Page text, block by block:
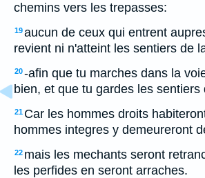
chemins vers les trepasses:
19aucun de ceux qui entrent
revient ni n'atteint les sentiers de
20-afin que tu marches dans la
bien, et que tu gardes les sentiers
21 Car les hommes droits
hommes integres y demeureront
22 mais les mechants seront
les perfides en seront arraches.